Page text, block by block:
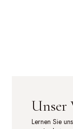
Unser
Lernen Sie